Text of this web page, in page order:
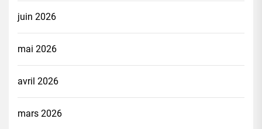
juin 2026
mai 2026
avril 2026
mars 2026